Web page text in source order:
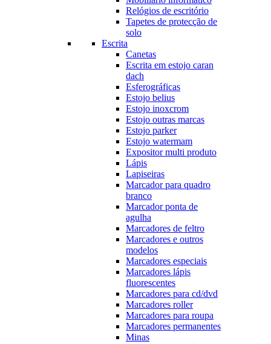
Relógios de escritório
Tapetes de protecção de
solo
Escrita
Canetas
Escrita em estojo caran
dach
Esferográficas
Estojo belius
Estojo inoxcrom
Estojo outras marcas
Estojo parker
Estojo watermam
Expositor multi produto
Lápis
Lapiseiras
Marcador para quadro
branco
Marcador ponta de
agulha
Marcadores de feltro
Marcadores e outros
modelos
Marcadores especiais
Marcadores lápis
fluorescentes
Marcadores para cd/dvd
Marcadores roller
Marcadores para roupa
Marcadores permanentes
Minas